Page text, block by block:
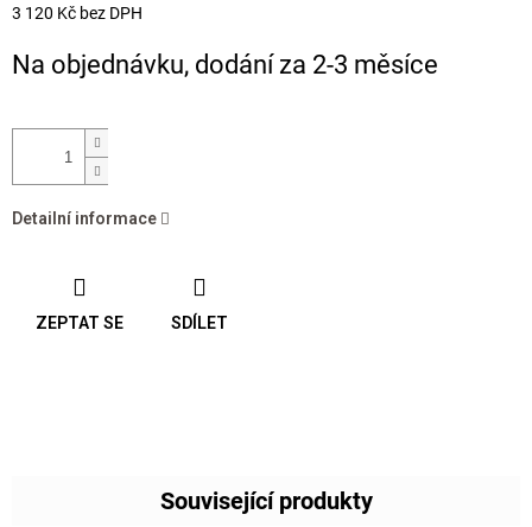
3 120 Kč bez DPH
cena:
Na objednávku, dodání za 2-3 měsíce
Detailní informace
ZEPTAT SE SDÍLET
Související produkty